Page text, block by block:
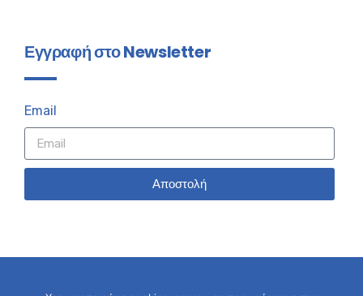
Εγγραφή στο Newsletter
Email
Αποστολή